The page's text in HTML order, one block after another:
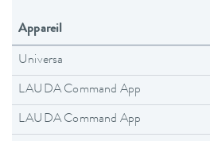
Appareil
Universa
LAUDA Command App
LAUDA Command App